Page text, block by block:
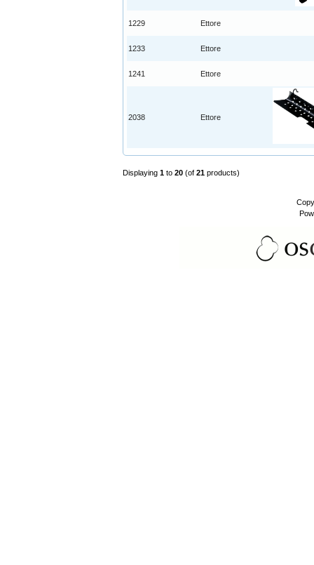
1229 Ettore
1233 Ettore
1241 Ettore
2038 Ettore
Displaying 1 to 20 (of 21 products)